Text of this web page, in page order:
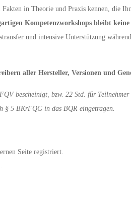
in Theorie und Praxis kennen, die
Kompetenzworkshops bleibt keine
und intensive Unterstützung
aller Hersteller, Versionen und
bescheinigt, bzw. 22 Std. für Teilnehmer
§ 5 BKrFQG in das BQR eingetragen.
Seite registriert.